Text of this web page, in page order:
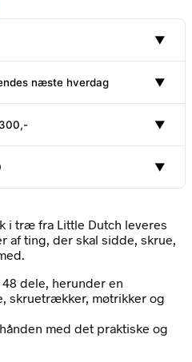
▼
næste hverdag ▼
▼
▼
i træ fra Little Dutch leveres
ting, der skal sidde, skrue,
dele, herunder en
skruetrækker, møtrikker og
med det praktiske og